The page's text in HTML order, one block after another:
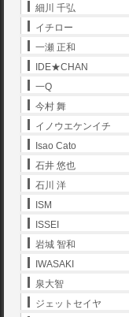
細川 千弘
イチロー
一瀬 正和
IDE★CHAN
一Q
今村 舞
イノウエケンイチ
Isao Cato
石井 悠也
石川 洋
ISM
ISSEI
岩城 智和
IWASAKI
泉大智
ジェットセイヤ